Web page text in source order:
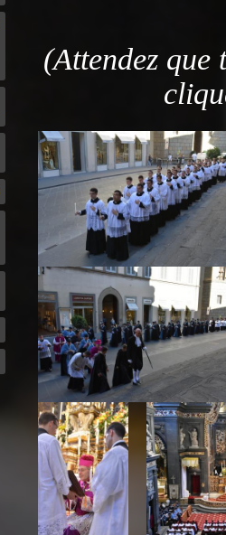
(Attendez que